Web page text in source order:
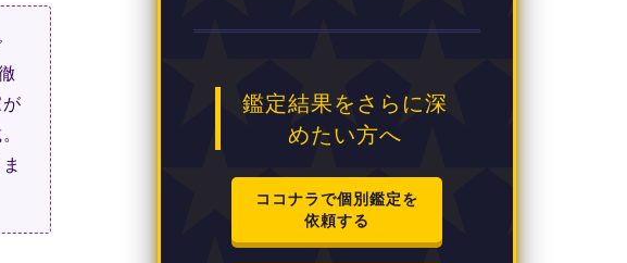
鑑定結果をさらに深
めたい方へ
ココナラで個別鑑定を
依頼する